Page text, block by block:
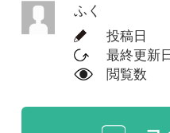
回答